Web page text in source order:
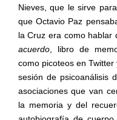
Nieves, que le sirve
que Octavio Paz
la Cruz era como hablar
acuerdo,
libro de
como picoteos en
sesión de psicoanálisis
asociaciones que van
la memoria y del